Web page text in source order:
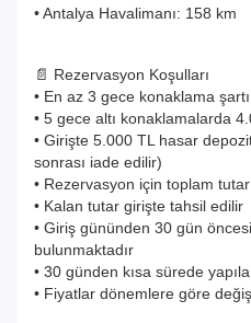
• Antalya Havalimanı: 158 km
📄 Rezervasyon Koşulları
• En az 3 gece konaklama
• 5 gece altı konaklamalarda
• Girişte 5.000 TL hasar
sonrası iade edilir)
• Rezervasyon için toplam
• Kalan tutar girişte tahsil edilir
• Giriş gününden 30 gün
bulunmaktadır
• 30 günden kısa sürede
• Fiyatlar dönemlere göre